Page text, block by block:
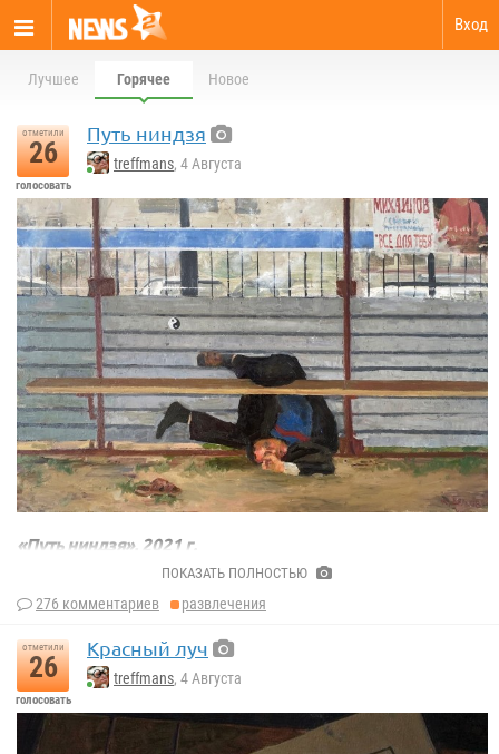
Вход
Лучшее Горячее Новое
отметили
26
голосовать
Путь ниндзя
treffmans, 4 Августа
«Путь ниндзя», 2021 г.
Даниил Кудряшов.ПОКАЗАТЬ ПОЛНОСТЬЮ
276 комментариев развлечения
отметили
26
голосовать
Красный луч
treffmans, 4 Августа